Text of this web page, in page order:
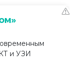
и УЗИ